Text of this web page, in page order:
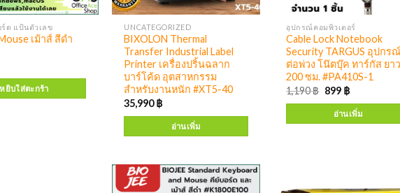
ร์ด แป้นตัวเลข
เม้าส์ สีดำ
หยิบใส่ตะกร้า
UNCATEGORIZED
BIXOLON Thermal
Transfer Industrial Label
Printer เครื่องปริ้นฉลาก
บาร์โค้ด อุตสาหกรรม
สำหรับงานหนัก #XT5-40
35,990฿
อ่านเพิ่ม
อุปกรณ์คอมพิวเตอร์
Cable Lock Notebook
Security TARGUS อุปกรณ์
ต่อพ่วง โน๊ตบุ๊ค ทาร์กัส ยาว
200 ซม. #PA410S-1
1,190฿ 899 ฿
อ่านเพิ่ม